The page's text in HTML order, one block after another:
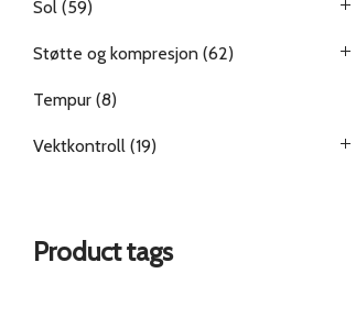
Sol (59)
Støtte og kompresjon (62)
Tempur (8)
Vektkontroll (19)
Product tags